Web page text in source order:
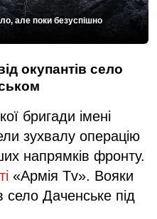
але поки безуспішно
окупантів село
бригади імені
зухвалу операцію
напрямків фронту.
«Армія Tv». Вояки
село Даченське під